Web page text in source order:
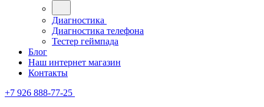
Диагностика
Диагностика телефона
Тестер геймпада
Блог
Наш интернет магазин
Контакты
+7 926 888-77-25